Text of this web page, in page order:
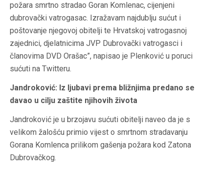
požara smrtno stradao Goran Komlenac, cijenjeni
dubrovački vatrogasac. Izražavam najdublju sućut i
poštovanje njegovoj obitelji te Hrvatskoj vatrogasnoj
zajednici, djelatnicima JVP Dubrovački vatrogasci i
članovima DVD Orašac”, napisao je Plenković u poruci
sućuti na Twitteru.
Jandroković: Iz ljubavi prema bližnjima predano se
davao u cilju zaštite njihovih života
Jandroković je u brzojavu sućuti obitelji naveo da je s
velikom žalošću primio vijest o smrtnom stradavanju
Gorana Komlenca prilikom gašenja požara kod Zatona
Dubrovačkog.